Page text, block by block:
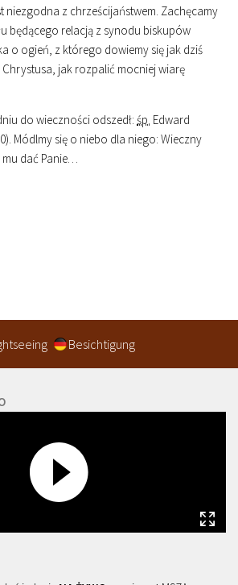
niezgodna z chrześcijaństwem. Zachęcamy
będącego relacją z synodu biskupów
o ogień, z którego dowiemy się jak dziś
Chrystusa, jak rozpalić mocniej wiarę
do wieczności odszedł: śp. Edward
Módlmy się o niebo dla niego: Wieczny
dać Panie…
Besichtigung